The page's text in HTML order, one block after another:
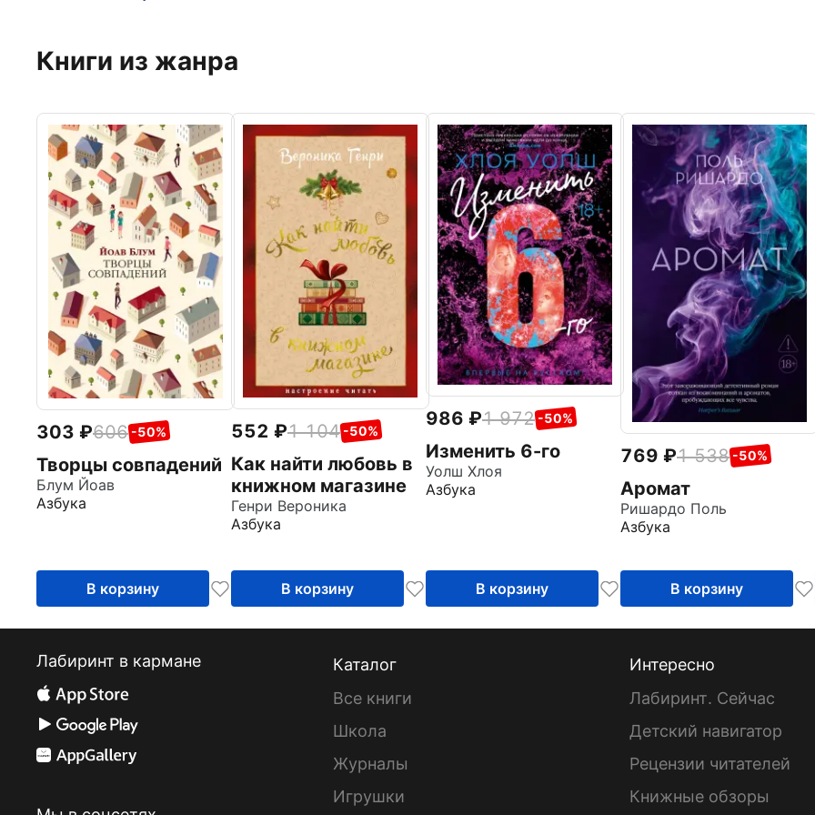
Книги из жанра
303 606 -50%
Творцы совпадений
Блум Йоав
Азбука
В корзину
552 1 104 -50%
Как найти любовь в
книжном магазине
Генри Вероника
Азбука
В корзину
986 1 972 -50%
Изменить 6-го
Уолш Хлоя
Азбука
В корзину
769 1 538 -50%
Аромат
Ришардо Поль
Азбука
В корзину
Лабиринт в кармане
Каталог
Все книги
Школа
Журналы
Игрушки
Интересно
Лабиринт. Сейчас
Детский навигатор
Рецензии читателей
Книжные обзоры